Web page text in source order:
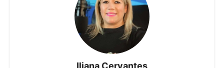
Iliana Cervantes